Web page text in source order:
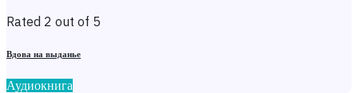
Rated 2 out of 5
Вдова на выданье
Аудиокнига